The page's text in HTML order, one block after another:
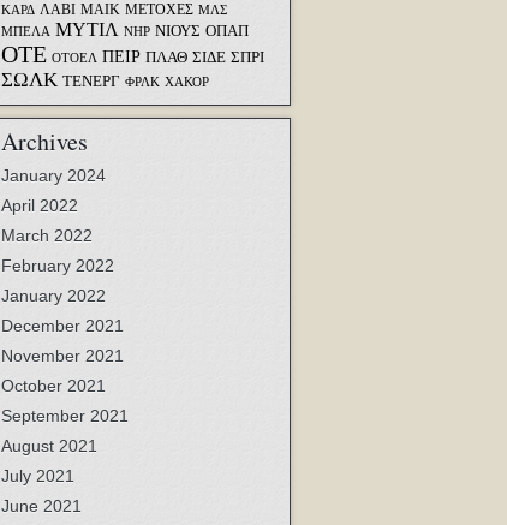
ΚΑΡΔ ΛΑΒΙ ΜΑΙΚ ΜΕΤΟΧΕΣ ΜΛΣ
ΜΠΕΛΑ ΜΥΤΙΛ ΝΗΡ ΝΙΟΥΣ ΟΠΑΠ
ΟΤΕ ΟΤΟΕΛ ΠΕΙΡ ΠΛΑΘ ΣΙΔΕ ΣΠΡΙ
ΣΩΛΚ ΤΕΝΕΡΓ ΦΡΛΚ ΧΑΚΟΡ
Archives
January 2024
April 2022
March 2022
February 2022
January 2022
December 2021
November 2021
October 2021
September 2021
August 2021
July 2021
June 2021